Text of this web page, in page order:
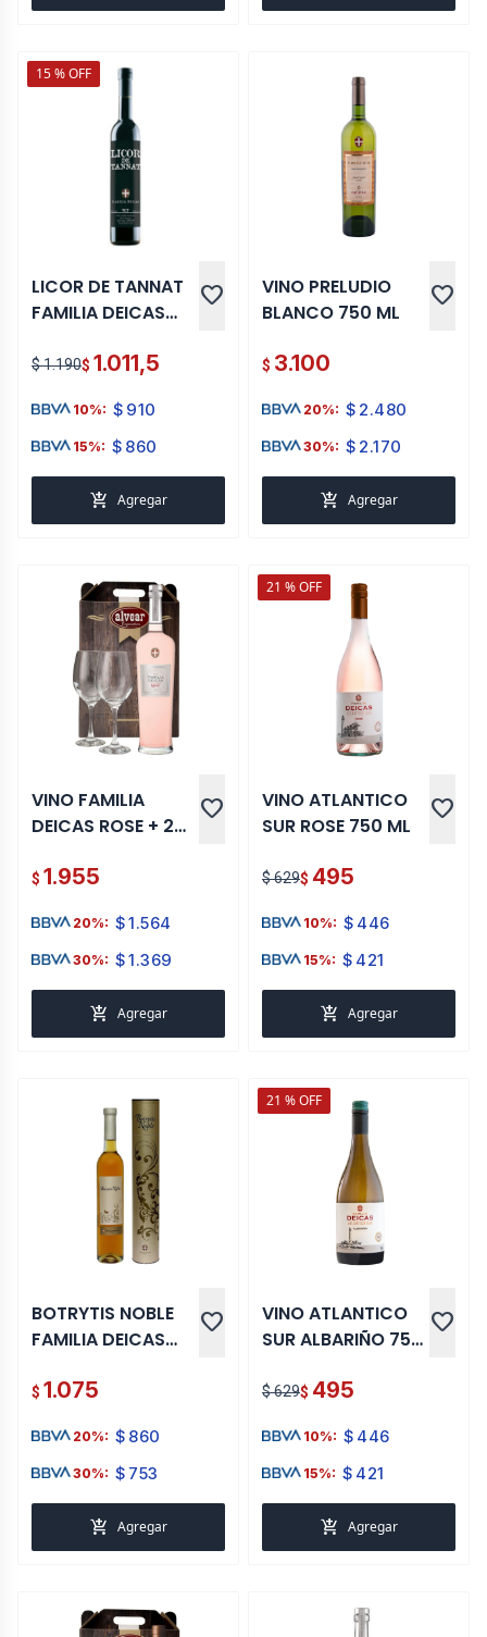
15 % OFF
LICOR DE TANNAT
FAMILIA DEICAS
favorite
$ 1.190$ 1.011,5
10%: $ 910
15%: $ 860
add_shopping_cart Agregar
VINO PRELUDIO
BLANCO 750 ML
favorite
$ 3.100
20%: $ 2.480
30%: $ 2.170
add_shopping_cart Agregar
VINO FAMILIA
DEICAS ROSE + 2
favorite
$ 1.955
20%: $1.564
30%: $1.369
add_shopping_cart Agregar
21 % OFF
VINO ATLANTICO
SUR ROSE 750 ML
favorite
$ 629$ 495
10%: $ 446
15%: $ 421
add_shopping_cart Agregar
BOTRYTIS NOBLE
FAMILIA DEICAS
favorite
$ 1.075
20%: $ 860
30%: $ 753
add_shopping_cart Agregar
21 % OFF
VINO ATLANTICO
SUR ALBARIÑO 750
favorite
$ 629$ 495
10%: $ 446
15%: $ 421
add_shopping_cart Agregar